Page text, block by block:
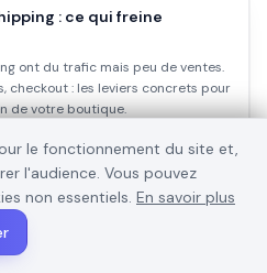
: ce qui freine
ont du trafic mais peu de ventes.
checkout : les leviers concrets pour
de votre boutique.
: le chemin réel pour un
pas une semaine. Voici le
les ressources utiles, le budget
le fonctionnement du site et,
l'audience. Vous pouvez
non essentiels. En savoir plus